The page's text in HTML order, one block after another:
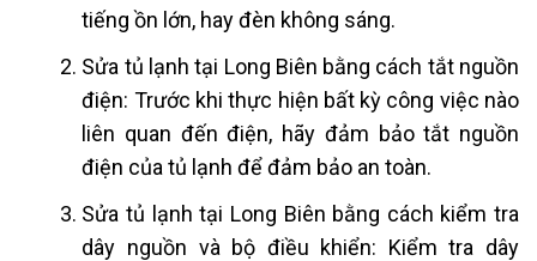
tiếng ồn lớn, hay đèn không sáng.
Sửa tủ lạnh tại Long Biên bằng cách tắt nguồn
điện: Trước khi thực hiện bất kỳ công việc nào
liên quan đến điện, hãy đảm bảo tắt nguồn
điện của tủ lạnh để đảm bảo an toàn.
Sửa tủ lạnh tại Long Biên bằng cách kiểm tra
dây nguồn và bộ điều khiển: Kiểm tra dây